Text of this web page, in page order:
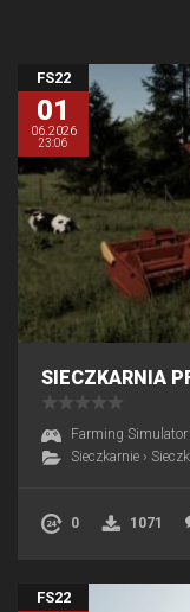
FS22
01
06.2026
23:06
SIECZKARNIA
Farming Simulator
Sieczkarnie ›
0 1071
FS22